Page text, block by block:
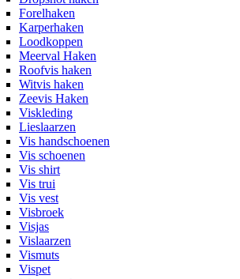
Forelhaken
Karperhaken
Loodkoppen
Meerval Haken
Roofvis haken
Witvis haken
Zeevis Haken
Viskleding
Lieslaarzen
Vis handschoenen
Vis schoenen
Vis shirt
Vis trui
Vis vest
Visbroek
Visjas
Vislaarzen
Vismuts
Vispet